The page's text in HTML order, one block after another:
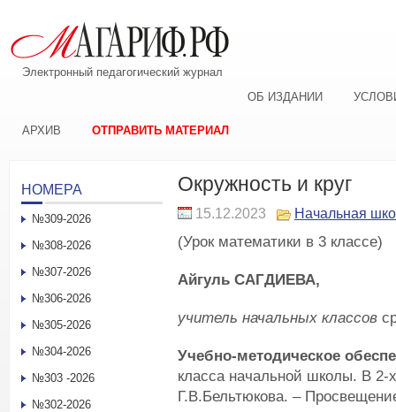
Электронный педагогический журнал
ОБ ИЗДАНИИ
АРХИВ ОТПРАВИТЬ МАТЕРИАЛ
Окружность и круг
15.12.2023 Начальная
(Урок математики в 3 классе)
Айгуль САГДИЕВА,
учитель начальных классов
Учебно-методическое
класса начальной школы. В
Г.В.Бельтюкова. –
НОМЕРА
№309-2026
№308-2026
№307-2026
№306-2026
№305-2026
№304-2026
№303 -2026
№302-2026